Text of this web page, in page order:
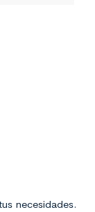
necesidades.